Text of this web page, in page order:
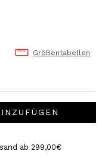
Größentabellen
ab 299,00€